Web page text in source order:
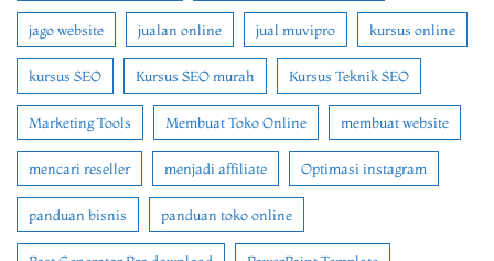
jago website jualan online jual muvipro kursus online
kursus SEO Kursus SEO murah Kursus Teknik SEO
Marketing Tools Membuat Toko Online membuat website
mencari reseller menjadi affiliate Optimasi instagram
panduan bisnis panduan toko online